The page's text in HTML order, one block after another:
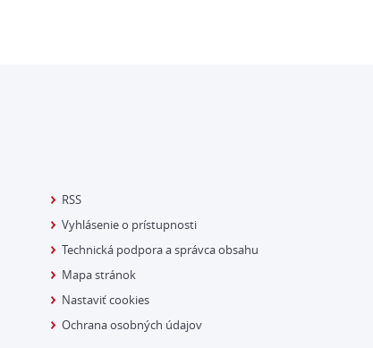
RSS
Vyhlásenie o prístupnosti
Technická podpora a správca obsahu
Mapa stránok
Nastaviť cookies
Ochrana osobných údajov